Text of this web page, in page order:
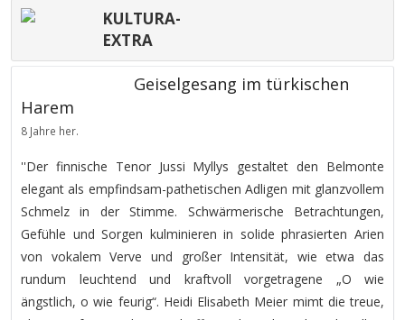
KULTURA-
EXTRA
Geiselgesang im türkischen
Harem
8 Jahre her.
''Der finnische Tenor Jussi Myllys gestaltet den Belmonte
elegant als empfindsam-pathetischen Adligen mit glanzvollem
Schmelz in der Stimme. Schwärmerische Betrachtungen,
Gefühle und Sorgen kulminieren in solide phrasierten Arien
von vokalem Verve und großer Intensität, wie etwa das
rundum leuchtend und kraftvoll vorgetragene „O wie
ängstlich, o wie feurig“. Heidi Elisabeth Meier mimt die treue,